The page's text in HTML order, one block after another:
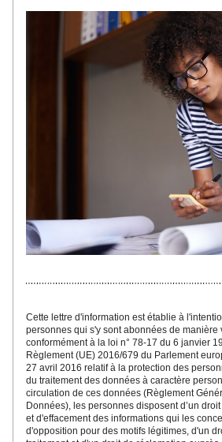
Cette lettre d'information est établie à
personnes qui s'y sont abonnées de manière
conformément à la loi n° 78-17 du 6 janvier
Règlement (UE) 2016/679 du Parlement
27 avril 2016 relatif à la protection des
du traitement des données à caractère
circulation de ces données (Règlement
Données), les personnes disposent d’un
et d'effacement des informations qui les
d'opposition pour des motifs légitimes, d'un